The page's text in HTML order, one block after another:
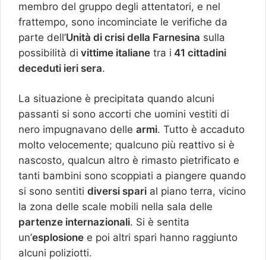
membro del gruppo degli attentatori, e nel
frattempo, sono incominciate le verifiche da
parte dell’Unità di crisi della Farnesina sulla
possibilità di vittime italiane tra i 41 cittadini
deceduti ieri sera.
La situazione è precipitata quando alcuni
passanti si sono accorti che uomini vestiti di
nero impugnavano delle armi. Tutto è accaduto
molto velocemente; qualcuno più reattivo si è
nascosto, qualcun altro è rimasto pietrificato e
tanti bambini sono scoppiati a piangere quando
si sono sentiti diversi spari al piano terra, vicino
la zona delle scale mobili nella sala delle
partenze internazionali. Si è sentita
un’esplosione e poi altri spari hanno raggiunto
alcuni poliziotti.